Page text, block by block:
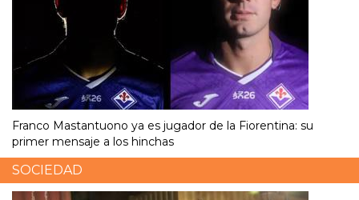
Franco Mastantuono ya es jugador de la Fiorentina: su
primer mensaje a los hinchas
SOCIEDAD